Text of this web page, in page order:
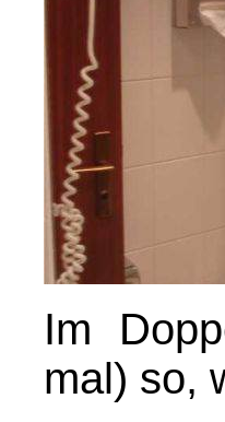
Im
mal) so,